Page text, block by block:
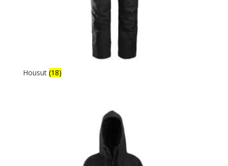
Housut (18)